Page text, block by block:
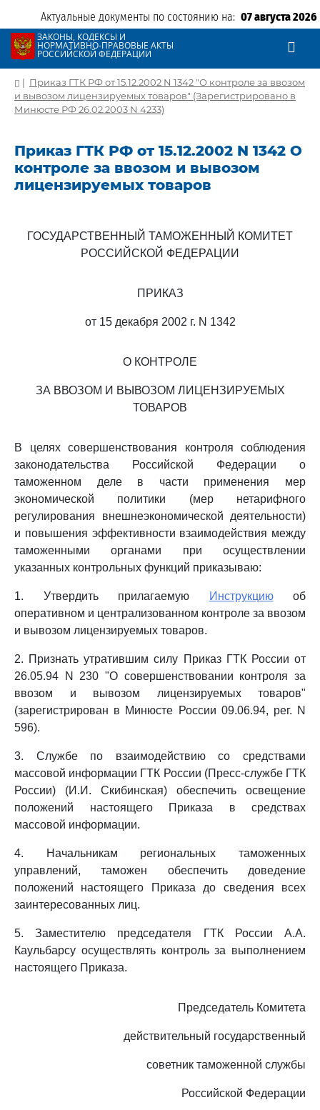
Актуальные документы по состоянию на: 07 августа 2026
ЗАКОНЫ, КОДЕКСЫ И
НОРМАТИВНО-ПРАВОВЫЕ АКТЫ
РОССИЙСКОЙ ФЕДЕРАЦИИ
| Приказ ГТК РФ от 15.12.2002 N 1342 "О контроле за ввозом
и вывозом лицензируемых товаров" (Зарегистрировано в
Минюсте РФ 26.02.2003 N 4233)
Приказ ГТК РФ от 15.12.2002 N 1342 О
контроле за ввозом и вывозом
лицензируемых товаров
ГОСУДАРСТВЕННЫЙ ТАМОЖЕННЫЙ КОМИТЕТ
РОССИЙСКОЙ ФЕДЕРАЦИИ
ПРИКАЗ
от 15 декабря 2002 г. N 1342
О КОНТРОЛЕ
ЗА ВВОЗОМ И ВЫВОЗОМ ЛИЦЕНЗИРУЕМЫХ
ТОВАРОВ
В целях совершенствования контроля соблюдения
законодательства Российской Федерации о
таможенном деле в части применения мер
экономической политики (мер нетарифного
регулирования внешнеэкономической деятельности)
и повышения эффективности взаимодействия между
таможенными органами при осуществлении
указанных контрольных функций приказываю:
1. Утвердить прилагаемую Инструкциюоб
оперативном и централизованном контроле за ввозом
и вывозом лицензируемых товаров.
2. Признать утратившим силу Приказ ГТК России от
26.05.94 N 230 "О совершенствовании контроля за
ввозом и вывозом лицензируемых товаров"
(зарегистрирован в Минюсте России 09.06.94, рег. N
596).
3. Службе по взаимодействию со средствами
массовой информации ГТК России (Пресс-службе ГТК
России) (И.И. Скибинская) обеспечить освещение
положений настоящего Приказа в средствах
массовой информации.
4. Начальникам региональных таможенных
управлений, таможен обеспечить доведение
положений настоящего Приказа до сведения всех
заинтересованных лиц.
5. Заместителю председателя ГТК России А.А.
Каульбарсу осуществлять контроль за выполнением
настоящего Приказа.
Председатель Комитета
действительный государственный
советник таможенной службы
Российской Федерации